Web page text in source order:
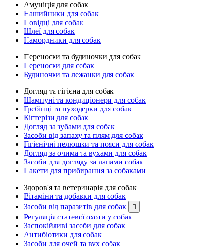
Амуніція для собак
Нашийники для собак
Повідці для собак
Шлеї для собак
Намордники для собак
Переноски та будиночки для собак
Переноски для собак
Будиночки та лежанки для собак
Догляд та гігієна для собак
Шампуні та кондиціонери для собак
Гребінці та пуходерки для собак
Кігтерізи для собак
Догляд за зубами для собак
Засоби від запаху та плям для собак
Гігієнічні пелюшки та пояси для собак
Догляд за очима та вухами для собак
Засоби для догляду за лапами собак
Пакети для прибирання за собаками
Здоров'я та ветеринарія для собак
Вітаміни та добавки для собак
Засоби від паразитів для собак

Регуляція статевої охоти у собак
Заспокійливі засоби для собак
Антибіотики для собак
Засоби для очей та вух собак